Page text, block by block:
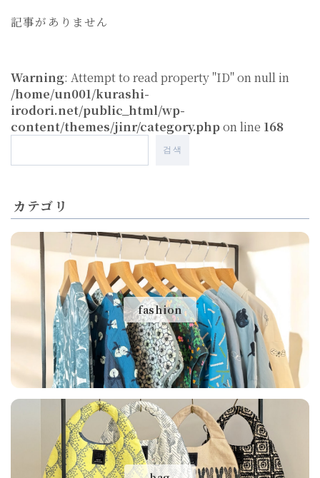
u
e
記事がありません
Warning: Attempt to read property "ID" on null in
/home/un001/kurashi-
irodori.net/public_html/wp-
content/themes/jinr/category.phpon line 168
검색
カテゴリ
fashion